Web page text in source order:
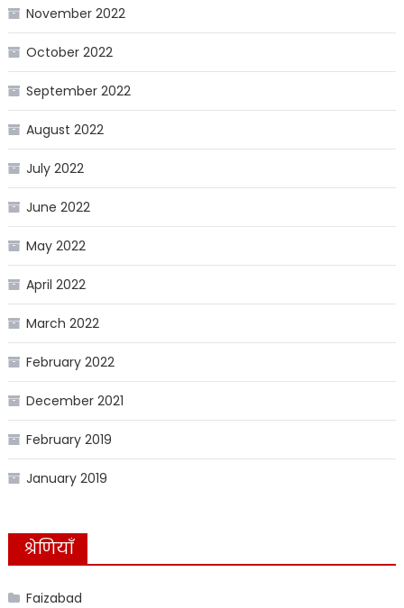
November 2022
October 2022
September 2022
August 2022
July 2022
June 2022
May 2022
April 2022
March 2022
February 2022
December 2021
February 2019
January 2019
श्रेणियाँ
Faizabad